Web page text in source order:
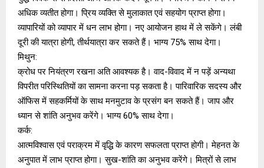
अधिक व्यतीत होगा। प्रिय व्यक्ति से मुलाकात एवं सहयोग प्राप्त होगा।
व्यापारियों को व्यापार में धन लाभ होगा। नए आयोजन हाथ में ले सकेंगे। लंबी
दूरी की यात्रा होगी, तीर्थयात्रा कर सकते हैं। भाग्य 75% साथ देगा।
मिथुन:
क्रोध पर नियंत्रण रखना अति आवश्यक है। वाद-विवाद में न पड़ें अन्यथा
विपरीत परिस्थितियों का सामना करना पड़ सकता है। पारिवारिक सदस्य और
ऑफिस में सहकर्मियों के साथ मनमुटाव के प्रसंग बन सकते हैं। जाप और
ध्यान से शांति अनुभव करेंगे। भाग्य 60% साथ देगा।
कर्क:
आत्मविश्वास एवं पराक्रम में वृद्धि के कारण सफलता प्राप्त होगी। मेहनत के
अनुपात में लाभ प्राप्त होगा। सुख-शांति का अनुभव करेंगे। मित्रों से लाभ